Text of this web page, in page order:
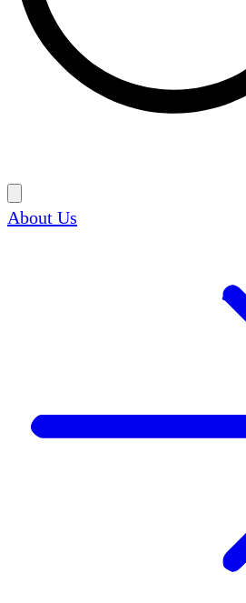
About Us